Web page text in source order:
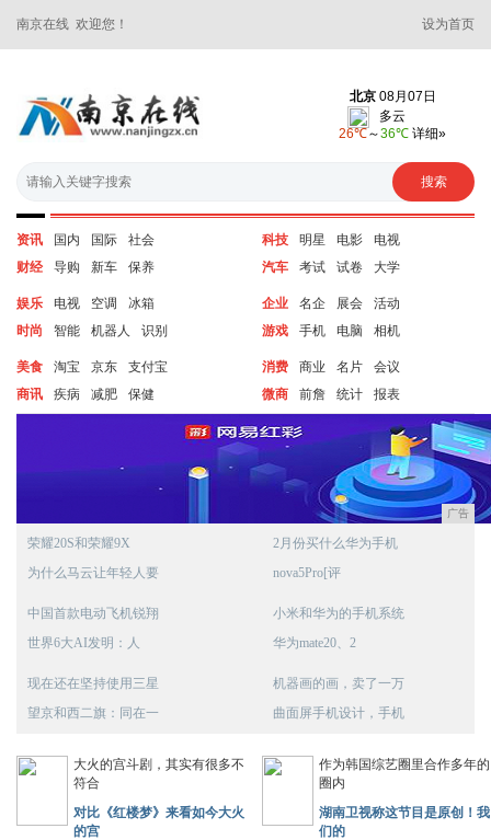
南京在线 欢迎您！ 设为首页
资讯 国内 国际
社会
财经
导购 新车 保养
科技 明星 电影
电视
汽车
考试 试卷 大学
娱乐 电视 空调
冰箱
时尚
智能 机器人 识别
企业 名企 展会
活动
游戏
手机 电脑 相机
美食 淘宝 京东
支付宝
商讯
疾病 减肥 保健
消费 商业 名片
会议
微商
前詹 统计 报表
广告
荣耀20S和荣耀9X
为什么马云让年轻人要
2月份买什么华为手机
nova5Pro[评
中国首款电动飞机锐翔
世界6大AI发明：人
小米和华为的手机系统
华为mate20、2
现在还在坚持使用三星
望京和西二旗：同在一
机器画的画，卖了一万
曲面屏手机设计，手机
大火的宫斗剧，其实有很多不
符合
对比《红楼梦》来看如今大火
的宫
作为韩国综艺圈里合作多年的
圈内
湖南卫视称这节目是原创！我
们的